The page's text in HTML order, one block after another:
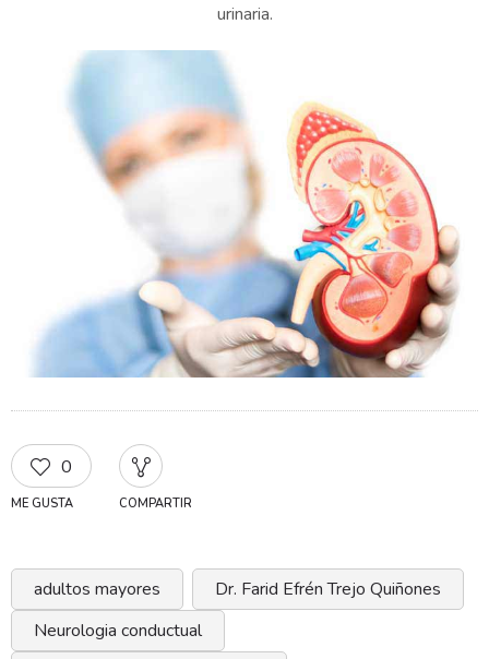
urinaria.
0
ME GUSTA COMPARTIR
adultos mayores
Dr. Farid Efrén Trejo Quiñones
Neurologia conductual